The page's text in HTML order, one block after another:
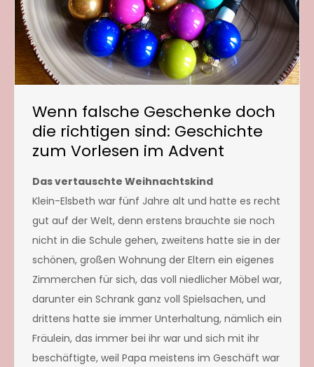
Wenn falsche Geschenke doch
die richtigen sind: Geschichte
zum Vorlesen im Advent
Das vertauschte Weihnachtskind
Klein-Elsbeth war fünf Jahre alt und hatte es recht
gut auf der Welt, denn erstens brauchte sie noch
nicht in die Schule gehen, zweitens hatte sie in der
schönen, großen Wohnung der Eltern ein eigenes
Zimmerchen für sich, das voll niedlicher Möbel war,
darunter ein Schrank ganz voll Spielsachen, und
drittens hatte sie immer Unterhaltung, nämlich ein
Fräulein, das immer bei ihr war und sich mit ihr
beschäftigte, weil Papa meistens im Geschäft war